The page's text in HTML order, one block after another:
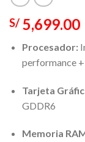
S/ 5,699.00
Procesador:
performance
Tarjeta
GDDR6
Memoria